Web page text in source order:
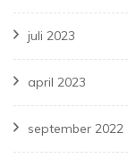
juli 2023
april 2023
september 2022